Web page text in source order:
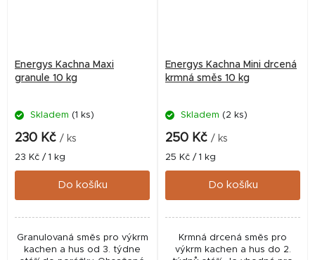
Energys Kachna Maxi
granule 10 kg
Skladem (1 ks)
230 Kč / ks
Měrná
cena:
23 Kč / 1 kg
Do košíku
Granulovaná směs pro výkrm
kachen a hus od 3. týdne
Energys Kachna Mini drcená
krmná směs 10 kg
Skladem (2 ks)
250 Kč / ks
Měrná
cena:
25 Kč / 1 kg
Do košíku
Krmná drcená směs pro
výkrm kachen a hus do 2.